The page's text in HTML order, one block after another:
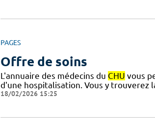
PAGES
Offre de soins
L'annuaire des médecins du CHU vous
d'une hospitalisation. Vous y
18/02/2026 15:25